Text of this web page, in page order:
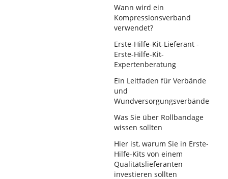
Wann wird ein
Kompressionsverband
verwendet?
Erste-Hilfe-Kit-Lieferant -
Erste-Hilfe-Kit-
Expertenberatung
Ein Leitfaden für Verbände
und
Wundversorgungsverbände
Was Sie über Rollbandage
wissen sollten
Hier ist, warum Sie in Erste-
Hilfe-Kits von einem
Qualitätslieferanten
investieren sollten